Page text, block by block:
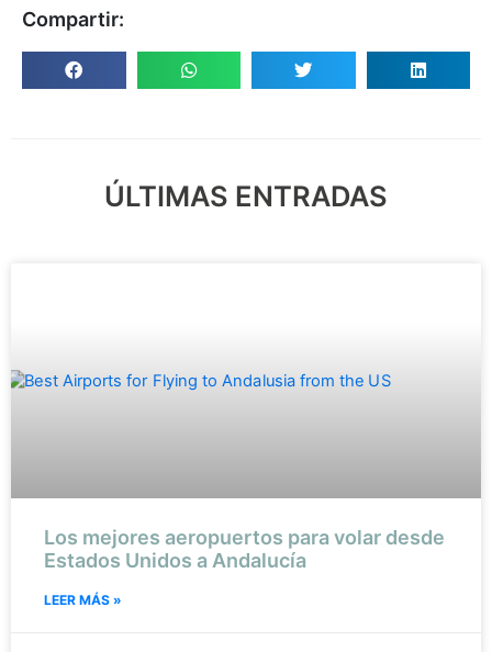
Compartir:
ÚLTIMAS ENTRADAS
Los mejores aeropuertos para volar desde
Estados Unidos a Andalucía
LEER MÁS »